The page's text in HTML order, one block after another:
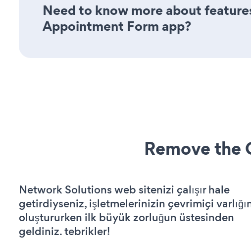
Need to know more about
Appointment Form app?
Remove the
Network Solutions web sitenizi çalışır hale
getirdiyseniz, işletmelerinizin çevrimiçi
oluştururken ilk büyük zorluğun üstesinden
geldiniz. tebrikler!